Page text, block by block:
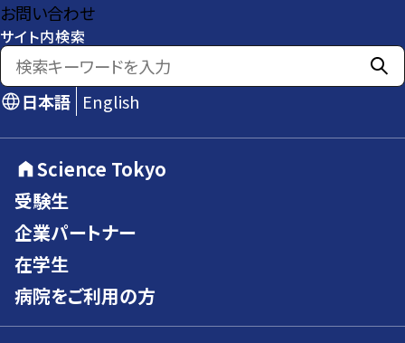
お問い合わせ
サイト内検索
日本語 English
Science Tokyo
受験生
企業パートナー
在学生
病院をご利用の方